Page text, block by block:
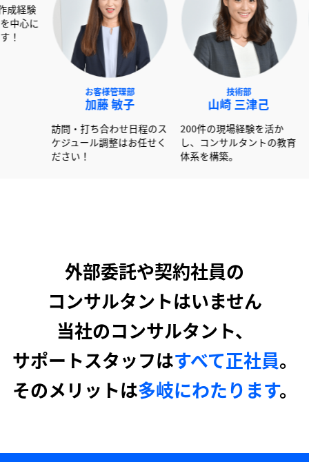
山崎 三
200件の現場経験
し、コンサルタ
体系を構築。
訪問・打ち合わせ日程のス
ケジュール調整はお任せく
上の書類作成経験
大手企業を中心に
しています！
外部委託や契約社員の
コンサルタントはいません
当社のコンサルタント、
サポートスタッフはすべて正社員。
そのメリットは多岐にわたります。